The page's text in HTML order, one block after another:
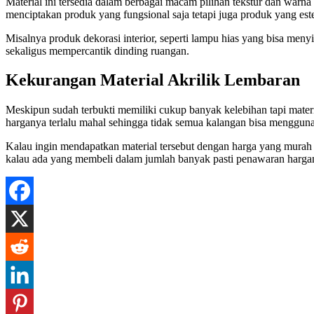
menciptakan produk yang fungsional saja tetapi juga produk yang
Misalnya produk dekorasi interior, seperti lampu hias yang bisa
sekaligus mempercantik dinding ruangan.
Kekurangan Material Akrilik Lembaran
Meskipun sudah terbukti memiliki cukup banyak kelebihan tapi
harganya terlalu mahal sehingga tidak semua kalangan bisa
Kalau ingin mendapatkan material tersebut dengan harga yang
kalau ada yang membeli dalam jumlah banyak pasti penawaran